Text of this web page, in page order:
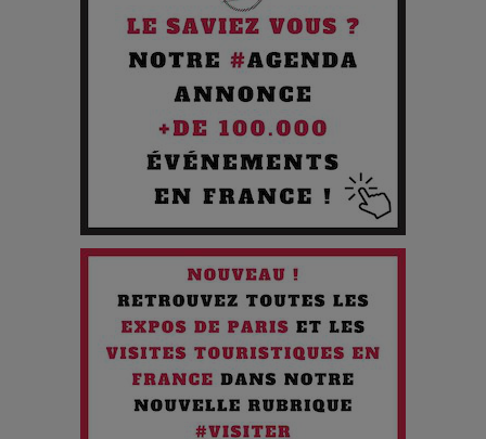
Pourquoi les Petites Entreprises Créatives Deviennent les
Cibles des Hackers
Les 3 meilleures destinations pour des vacances sportives
Quand l'Opéra Rencontre l'IA : Lola Volonakis, l'Artiste du
Paradoxe qui Chante le Futur
Chien 51 - Quand l’IA prend le pouvoir : une plongée dans un
futur troublant
Maïra Kerey, la “voix d’or du Kazakhstan”, célèbre ses 30
ans de carrière à la Salle Gaveau